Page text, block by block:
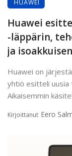
HUAWEI
Huawei
-läppärin,
ja
Huawei on
yhtiö esitteli uusia
Aikaisemmin
Kirjoittanut Eero